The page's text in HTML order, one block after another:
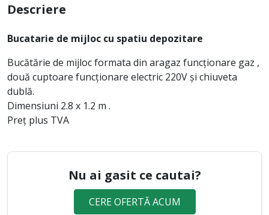
Descriere
Bucatarie de mijloc cu spatiu depozitare
Bucătărie de mijloc formata din aragaz funcționare gaz ,
două cuptoare funcționare electric 220V și chiuveta
dublă.
Dimensiuni 2.8 x 1.2 m .
Preț plus TVA
Nu ai gasit ce cautai?
CERE OFERTĂ ACUM